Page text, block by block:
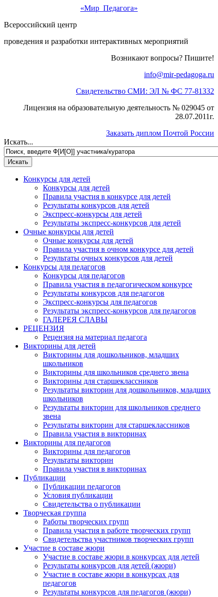
«Мир Педагога»
Всероссийский центр
проведения и разработки интерактивных мероприятий
Возникают вопросы? Пишите!
info@mir-pedagoga.ru
Свидетельство СМИ: ЭЛ № ФС 77-81332
Лицензия на образовательную деятельность № 029045 от
28.07.2011г.
Заказать диплом Почтой России
Искать...
Конкурсы для детей
Конкурсы для детей
Правила участия в конкурсе для детей
Результаты конкурсов для детей
Экспресс-конкурсы для детей
Результаты экспресс-конкурсов для детей
Очные конкурсы для детей
Очные конкурсы для детей
Правила участия в очном конкурсе для детей
Результаты очных конкурсов для детей
Конкурсы для педагогов
Конкурсы для педагогов
Правила участия в педагогическом конкурсе
Результаты конкурсов для педагогов
Экспресс-конкурсы для педагогов
Результаты экспресс-конкурсов для педагогов
ГАЛЕРЕЯ СЛАВЫ
РЕЦЕНЗИЯ
Рецензия на материал педагога
Викторины для детей
Викторины для дошкольников, младших
школьников
Викторины для школьников среднего звена
Викторины для старшеклассников
Результаты викторин для дошкольников, младших
школьников
Результаты викторин для школьников среднего
звена
Результаты викторин для старшеклассников
Правила участия в викторинах
Викторины для педагогов
Викторины для педагогов
Результаты викторин
Правила участия в викторинах
Публикации
Публикации педагогов
Условия публикации
Свидетельства о публикации
Творческая группа
Работы творческих групп
Правила участия в работе творческих групп
Свидетельства участников творческих групп
Участие в составе жюри
Участие в составе жюри в конкурсах для детей
Результаты конкурсов для детей (жюри)
Участие в составе жюри в конкурсах для
педагогов
Результаты конкурсов для педагогов (жюри)